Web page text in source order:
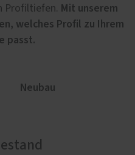
Profiltiefen. Mit unserem
welches Profil zu Ihrem
passt.
Neubau